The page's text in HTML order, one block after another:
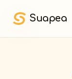
Suapea